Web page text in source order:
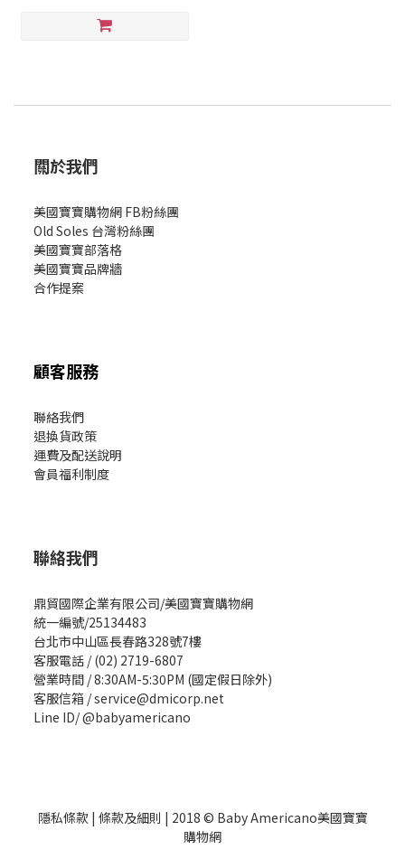
關於我們
美國寶寶購物網 FB粉絲團
Old Soles 台灣粉絲團
美國寶寶部落格
美國寶寶品牌牆
合作提案
顧客服務
聯絡我們
退換貨政策
運費及配送說明
會員福利制度
聯絡我們
鼎貿國際企業有限公司/美國寶寶購物網
統一編號/25134483
台北市中山區長春路328號7樓
客服電話 / (02) 2719-6807
營業時間 / 8:30AM-5:30PM (國定假日除外)
客服信箱 / service@dmicorp.net
Line ID/ @babyamericano
隱私條款| 條款及細則 | 2018 © Baby Americano美國寶寶
購物網